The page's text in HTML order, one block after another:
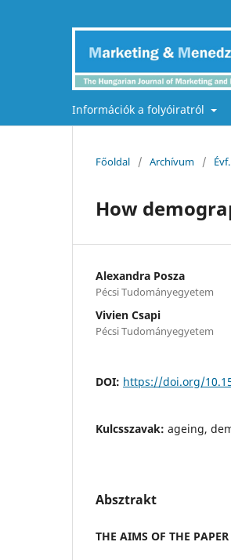
Információk a folyóiratról
Főoldal / Archívum /
How
Alexandra Posza
Pécsi Tudományegyetem
Vivien Csapi
Pécsi Tudományegyetem
DOI: https://doi.org/
Kulcsszavak: ageing,
Absztrakt
THE AIMS OF THE PAPER